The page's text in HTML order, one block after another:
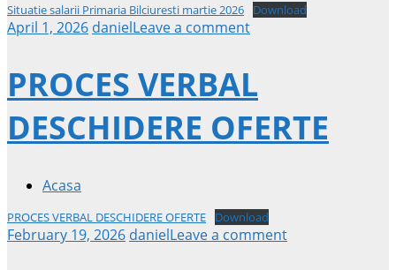
Situatie salarii Primaria Bilciuresti martie 2026 Download
April 1, 2026 danielLeave a comment
PROCES VERBAL
DESCHIDERE OFERTE
Acasa
PROCES VERBAL DESCHIDERE OFERTE Download
February 19, 2026 danielLeave a comment